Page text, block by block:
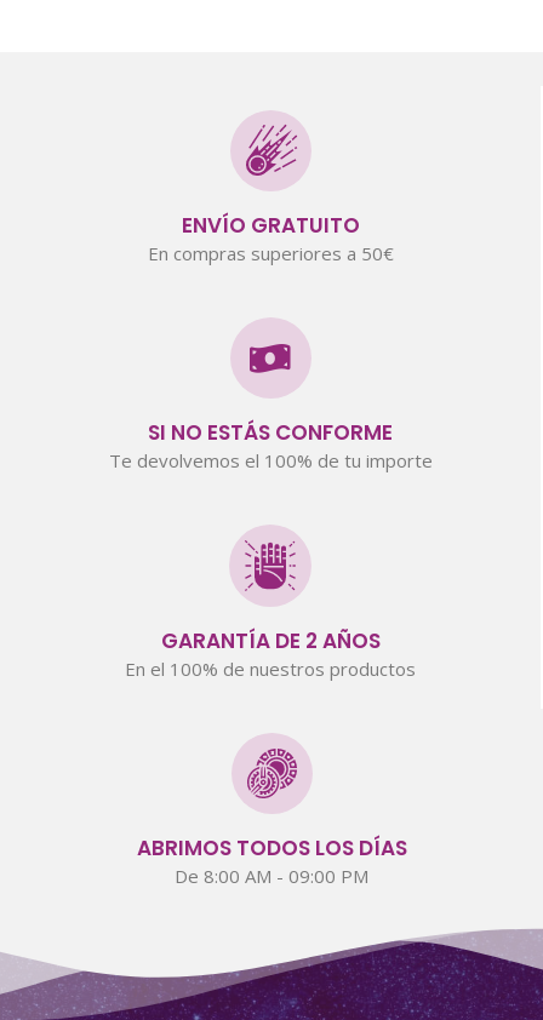
ENVÍO GRATUITO
En compras superiores a 50€
SI NO ESTÁS CONFORME
Te devolvemos el 100% de tu importe
GARANTÍA DE 2 AÑOS
En el 100% de nuestros productos
ABRIMOS TODOS LOS DÍAS
De 8:00 AM - 09:00 PM